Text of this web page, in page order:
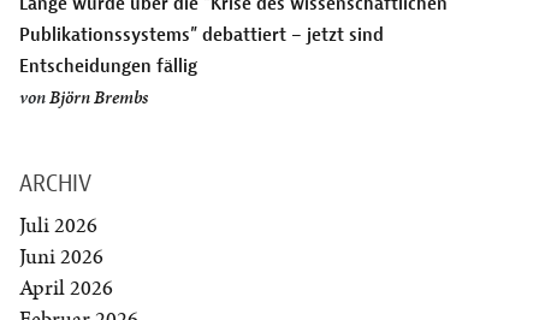
Publikationssystems” debattiert – jetzt sind
Entscheidungen fällig
vonBjörn Brembs
ARCHIV
Juli 2026
Juni 2026
April 2026